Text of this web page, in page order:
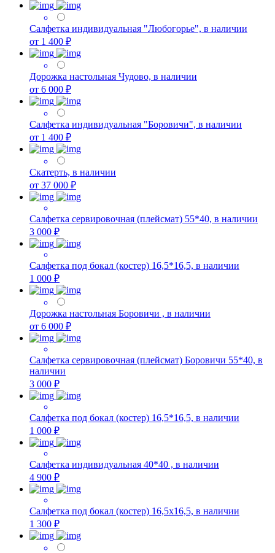
Салфетка индивидуальная "Любогорье", в наличии
от 1 400 ₽
Дорожка настольная Чудово, в наличии
от 6 000 ₽
Салфетка индивидуальная "Боровичи", в наличии
от 1 400 ₽
Скатерть, в наличии
от 37 000 ₽
Салфетка сервировочная (плейсмат) 55*40, в наличии
3 000 ₽
Салфетка под бокал (костер) 16,5*16,5, в наличии
1 000 ₽
Дорожка настольная Боровичи , в наличии
от 6 000 ₽
Салфетка сервировочная (плейсмат) Боровичи 55*40, в
наличии
3 000 ₽
Салфетка под бокал (костер) 16,5*16,5, в наличии
1 000 ₽
Салфетка индивидуальная 40*40 , в наличии
4 900 ₽
Салфетка под бокал (костер) 16,5х16,5, в наличии
1 300 ₽